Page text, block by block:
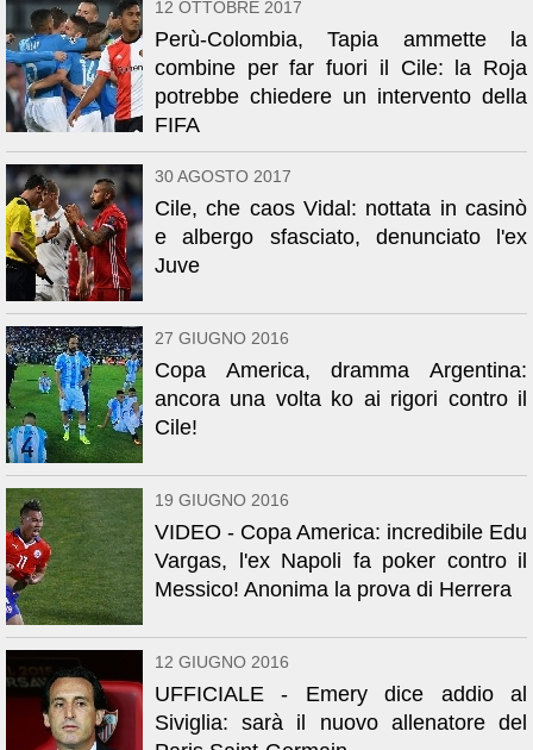
12 OTTOBRE 2017
Perù-Colombia, Tapia ammette la
combine per far fuori il Cile: la Roja
potrebbe chiedere un intervento della
FIFA
30 AGOSTO 2017
Cile, che caos Vidal: nottata in casinò
e albergo sfasciato, denunciato l'ex
Juve
27 GIUGNO 2016
Copa America, dramma Argentina:
ancora una volta ko ai rigori contro il
Cile!
19 GIUGNO 2016
VIDEO - Copa America: incredibile Edu
Vargas, l'ex Napoli fa poker contro il
Messico! Anonima la prova di Herrera
12 GIUGNO 2016
UFFICIALE - Emery dice addio al
Siviglia: sarà il nuovo allenatore del